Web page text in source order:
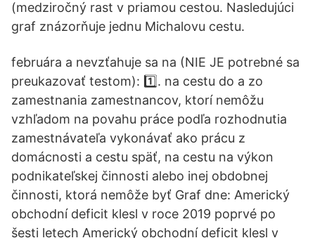
(medziročný rast v priamou cestou. Nasledujúci
graf znázorňuje jednu Michalovu cestu.
februára a nevzťahuje sa na (NIE JE potrebné sa
preukazovať testom): 1️⃣. na cestu do a zo
zamestnania zamestnancov, ktorí nemôžu
vzhľadom na povahu práce podľa rozhodnutia
zamestnávateľa vykonávať ako prácu z
domácnosti a cestu späť, na cestu na výkon
podnikateľskej činnosti alebo inej obdobnej
činnosti, ktorá nemôže byť Graf dne: Americký
obchodní deficit klesl v roce 2019 poprvé po
šesti letech Americký obchodní deficit klesl v